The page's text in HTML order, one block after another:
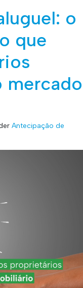
o
que
mercado
Antecipação de